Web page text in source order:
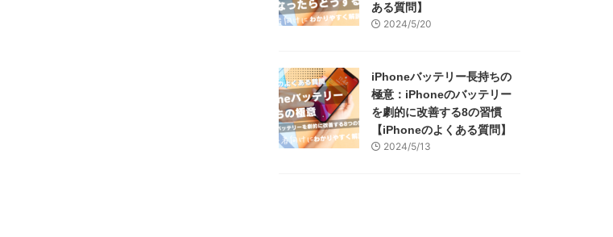
ある質問】
2024/5/20
iPhoneバッテリー長持ちの
極意：iPhoneのバッテリー
を劇的に改善する8の習慣
【iPhoneのよくある質問】
2024/5/13